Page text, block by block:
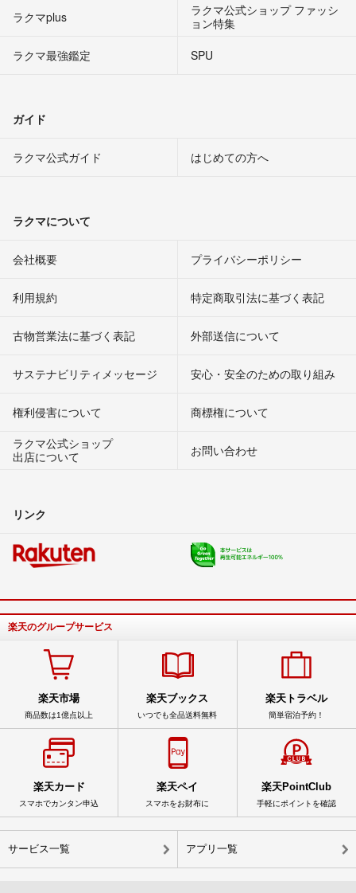
ラクマplus
ラクマ公式ショップ ファッシ
ョン特集
ラクマ最強鑑定
SPU
ガイド
ラクマ公式ガイド はじめての方へ
ラクマについて
会社概要 プライバシーポリシー
利用規約 特定商取引法に基づく表記
古物営業法に基づく表記 外部送信について
サステナビリティメッセージ 安心・安全のための取り組み
権利侵害について
商標権について
ラクマ公式ショップ
出店について
お問い合わせ
リンク
楽天のグループサービス
楽天市場
商品数は1億点以上
楽天ブックス
いつでも全品送料無料
楽天トラベル
簡単宿泊予約！
楽天カード
スマホでカンタン申込
楽天ペイ
スマホをお財布に
楽天PointClub
手軽にポイントを確認
サービス一覧 アプリ一覧